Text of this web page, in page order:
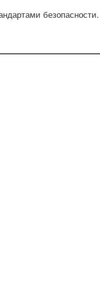
безопасности.